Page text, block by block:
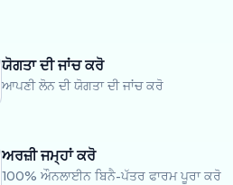
ਯੋਗਤਾ ਦੀ ਜਾਂਚ ਕਰੋ
ਆਪਣੀ ਲੋਨ ਦੀ ਯੋਗਤਾ ਦੀ ਜਾਂਚ ਕਰੋ
ਅਰਜ਼ੀ ਜਮ੍ਹਾਂ ਕਰੋ
100% ਔਨਲਾਈਨ ਬਿਨੈ-ਪੱਤਰ ਫਾਰਮ ਪੂਰਾ ਕਰੋ